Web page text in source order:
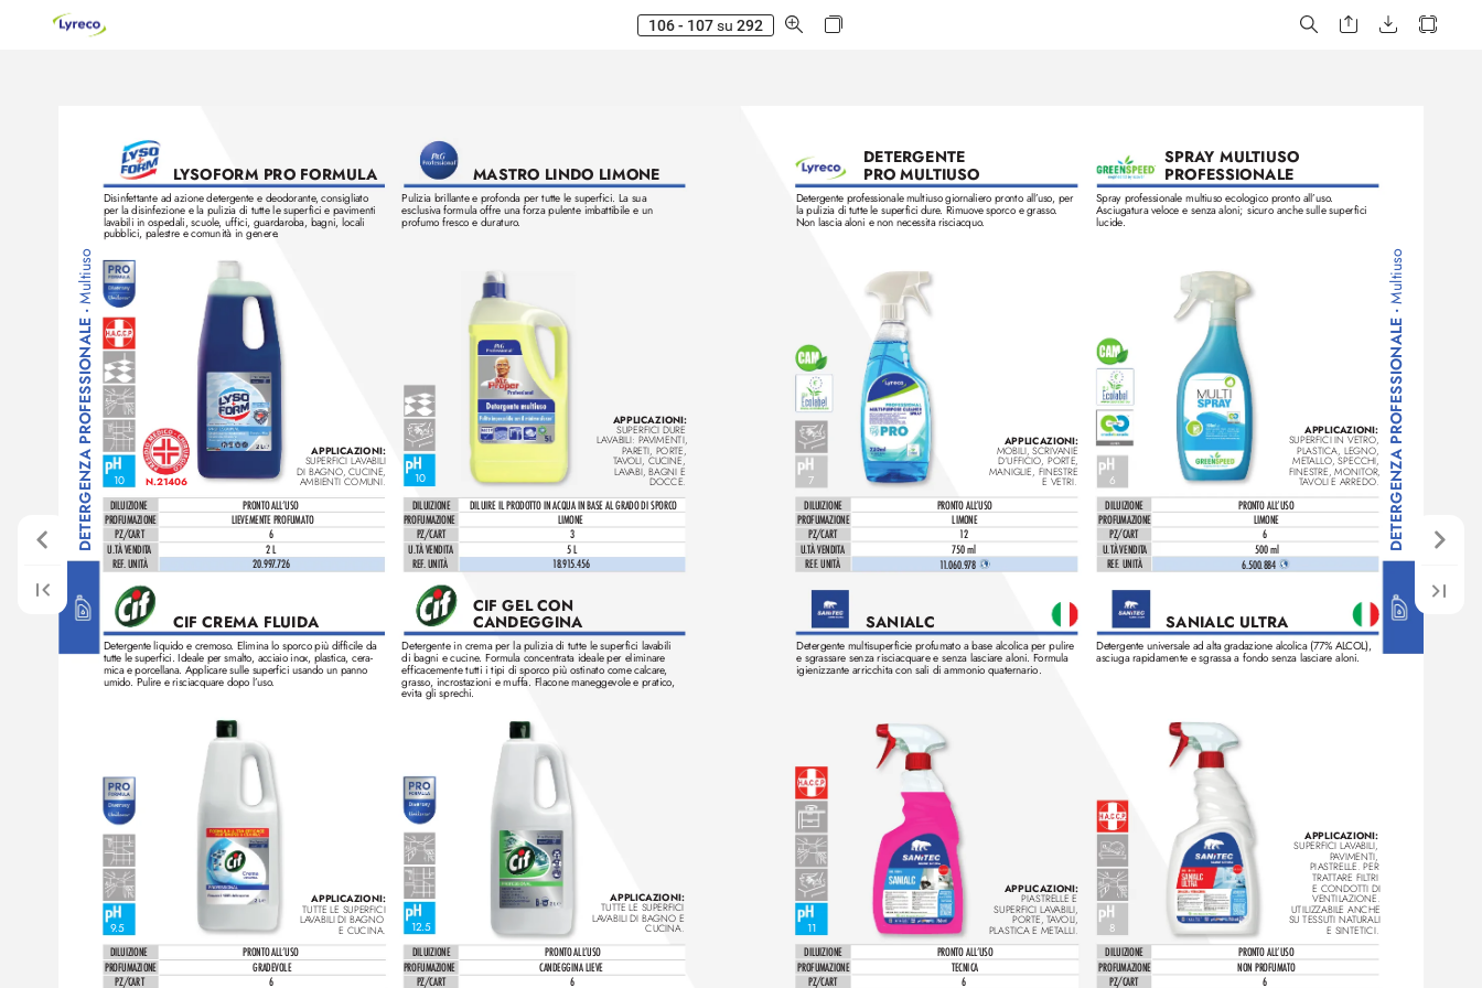
106 - 107 su 292
APPLICAZIONI:
TUTTE LE SUPERFICI
LAVABILI DI BAGNO
E CUCINA.
APPLICAZIONI:
SUPERFICI LAVABILI
DI BAGNO, CUCINE,
AMBIENTI COMUNI.
Disinfettante ad azione detergente e deodorante, consigliato
per la disinfezione e la pulizia di tutte le superfici e pavimenti
lavabili in ospedali, scuole, uffici, guardaroba, bagni, locali
pubblici, palestre e comunità in genere.
Detergente liquido e cremoso. Elimina lo sporco più difficile da
tutte le superfici. Ideale per smalto, acciaio inox, plastica, cera-
mica e porcellana. Applicare sulle superfici usando un panno
umido. Pulire e risciacquare dopo l’uso.
DILUIZIONE PRONTO ALLʼUSO
PROFUMAZIONE LIEVEMENTE PROFUMATO
PZ/CART
6
U.TÀ VENDITA 2 L
REF. UNITÀ 20.997.726
10
DILUIZIONE PRONTO ALLʼUSO
PROFUMAZIONE
GRADEVOLE
PZ/CART 6
9.5
CIF CREMA FLUIDA
LYSOFORM PRO FORMULA
12.5
APPLICAZIONI:
TUTTE LE SUPERFICI
LAVABILI DI BAGNO E
CUCINA.
Detergente in crema per la pulizia di tutte le superfici lavabili
di bagni e cucine. Formula concentrata ideale per eliminare
efficacemente tutti i tipi di sporco più ostinato come calcare,
grasso , incrostazioni e muffa. Flacone maneggevole e pratico,
evita gli sprechi.
DILUIZIONE PRONTO ALLʼUSO
PROFUMAZIONE CANDEGGINA LIEVE
PZ/CART 6
CIF GEL CON
CANDEGGINA
10
MASTRO LINDO LIMONE
Pulizia brillante e profonda per tutte le superfici. La sua
esclusiva formula offre una forza pulente imbattibile e un
profumo fresco e duraturo.
DILUIZIONE DILUIRE IL PRODOTTO IN ACQUA IN BASE AL GRADO DI SPORCO
PROFUMAZIONE LIMONE
PZ/CART
3
U.TÀ VENDITA 5 L
REF. UNITÀ 18.915.456
APPLICAZIONI:
SUPERFICI DURE
LAVABILI: PAVIMENTI,
PARETI, PORTE,
TAVOLI, CUCINE,
LAVABI, BAGNI E
DOCCE.
N.21406
DETERGENZA PROFESSIONALE
•
Multiuso
8
6
7
APPLICAZIONI:
PIASTRELLE E
SUPERFICI LAVABILI,
PORTE, TAVOLI,
PLASTICA E METALLI.
APPLICAZIONI:
SUPERFICI IN VETRO,
PLASTICA, LEGNO,
METALLO, SPECCHI,
FINESTRE, MONITOR,
TAVOLI E ARREDO.
APPLICAZIONI:
MOBILI, SCRIVANIE
D’UFFICIO, PORTE,
MANIGLIE, FINESTRE
E VETRI.
Detergente multisuperficie profumato a base alcolica per pulire
e sgrassare senza risciacquare e senza lasciare aloni. Formula
igienizzante arricchita con sali di ammonio quaternario.
Detergente universale ad alta gradazione alcolica (77% ALCOL),
asciuga rapidamente e sgrassa a fondo senza lasciare aloni.
DILUIZIONE PRONTO ALLʼUSO
PROFUMAZIONE NON PROFUMATO
PZ/CART 6
DILUIZIONE PRONTO ALLʼUSO
PROFUMAZIONE LIMONE
PZ/CART
12
U.TÀ VENDITA 750 ml
REF. UNITÀ 11.060.978
DILUIZIONE PRONTO ALLʼUSO
PROFUMAZIONE LIMONE
PZ/CART
6
U.TÀ VENDITA 500 ml
REF. UNITÀ 6.500.884
APPLICAZIONI:
SUPERFICI LAVABILI,
PAVIMENTI,
PIASTRELLE. PER
TRATTARE FILTRI
E CONDOTTI DI
VENTILAZIONE.
UTILIZZABILE ANCHE
SU TESSUTI NATURALI
E SINTETICI.
DETERGENTE
PRO MULTIUSO
SPRAY MULTIUSO
PROFESSIONALE
Detergente professionale multiuso giornaliero pronto all’uso, per
la pulizia di tutte le superfici dure. Rimuove sporco e grasso.
Non lascia aloni e non necessita risciacquo.
Spray professionale multiuso ecologico pronto all’uso.
Asciugatura veloce e senza aloni; sicuro anche sulle superfici
lucide.
DILUIZIONE PRONTO ALLʼUSO
PROFUMAZIONE TECNICA
PZ/CART 6
11
SANIALC SANIALC ULTRA
DETERGENZA PROFESSIONALE
•
Multiuso